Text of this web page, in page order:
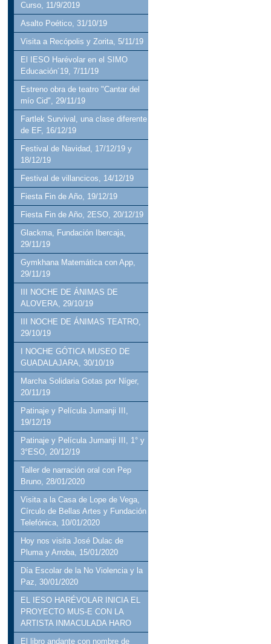
Curso, 11/9/2019
Asalto Poético, 31/10/19
Visita a Recópolis y Zorita, 5/11/19
El IESO Harévolar en el SIMO
Educación´19, 7/11/19
Estreno obra de teatro "Cantar del
mío Cid", 29/11/19
Fartlek Survival, una clase diferente
de EF, 16/12/19
Festival de Navidad, 17/12/19 y
18/12/19
Festival de villancicos, 14/12/19
Fiesta Fin de Año, 19/12/19
Fiesta Fin de Año, 2ESO, 20/12/19
Glackma, Fundación Ibercaja,
29/11/19
Gymkhana Matemática con App,
29/11/19
III NOCHE DE ÁNIMAS DE
ALOVERA, 29/10/19
III NOCHE DE ÁNIMAS TEATRO,
29/10/19
I NOCHE GÓTICA MUSEO DE
GUADALAJARA, 30/10/19
Marcha Solidaria Gotas por Níger,
20/11/19
Patinaje y Película Jumanji III,
19/12/19
Patinaje y Película Jumanji III, 1° y
3°ESO, 20/12/19
Taller de narración oral con Pep
Bruno, 28/01/2020
Visita a la Casa de Lope de Vega,
Círculo de Bellas Artes y Fundación
Telefónica, 10/01/2020
Hoy nos visita José Dulac de
Pluma y Arroba, 15/01/2020
Día Escolar de la No Violencia y la
Paz, 30/01/2020
EL IESO HARÉVOLAR INICIA EL
PROYECTO MUS-E CON LA
ARTISTA INMACULADA HARO
El libro andante con nombre de